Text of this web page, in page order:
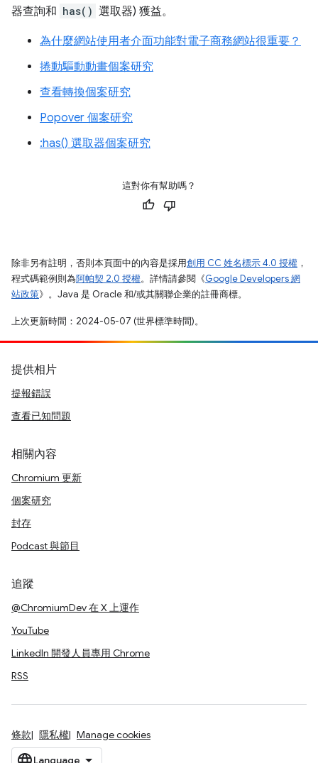
器查詢和 has() 選取器) 獲益。
為什麼網站使用者介面功能對電子商務網站很重要？
捲動驅動動畫個案研究
查看轉換個案研究
Popover 個案研究
:has() 選取器個案研究
這對你有幫助嗎？
除非另有註明，否則本頁面中的內容是採用創用 CC 姓名標示 4.0 授權 ，
程式碼範例則為阿帕契 2.0 授權。詳情請參閱《Google Developers 網
站政策》。Java 是 Oracle 和/或其關聯企業的註冊商標。
上次更新時間：2024-05-07 (世界標準時間)。
提供相片
提報錯誤
查看已知問題
相關內容
Chromium 更新
個案研究
封存
Podcast 與節目
追蹤
@ChromiumDev 在 X 上運作
YouTube
LinkedIn 開發人員專用 Chrome
RSS
條款 隱私權 Manage cookies